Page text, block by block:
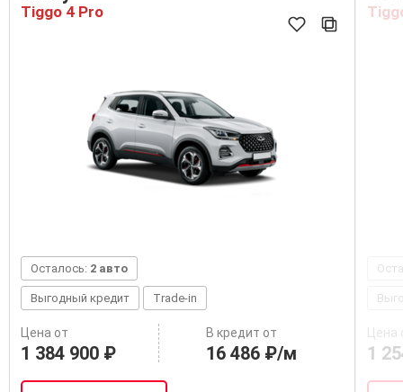
Tiggo 4 Pro
Осталось: 2 авто
Выгодный кредит Trade-in
Цена от
1 384 900 ₽
В кредит от
16 486 ₽/м
Цена
1